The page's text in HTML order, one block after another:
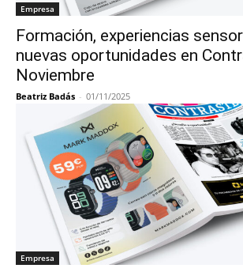
Empresa
Formación, experiencias
nuevas oportunidades en
Noviembre
Beatriz Badás - 01/11/2025
Empresa